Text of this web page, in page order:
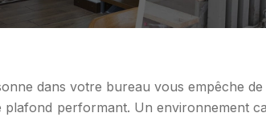
dans votre bureau vous empêche
performant. Un environnement